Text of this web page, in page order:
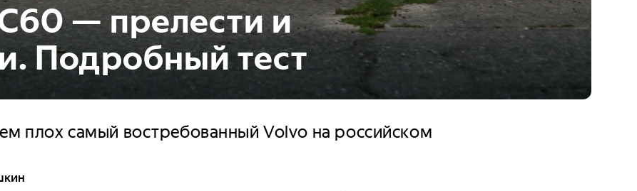
— прелести и
Подробный тест
плох самый востребованный Volvo на российском